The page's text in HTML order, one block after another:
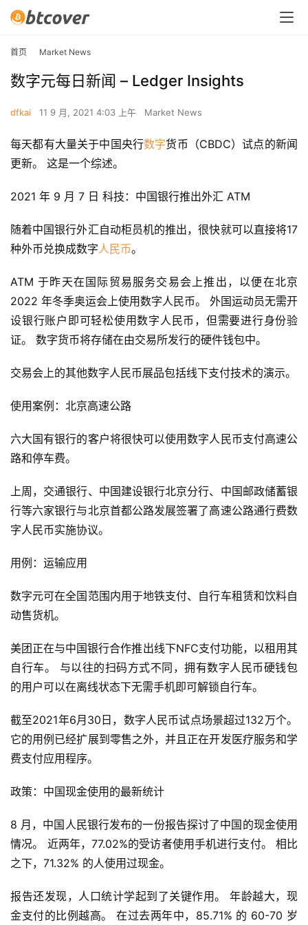
首页 Market News
数字元每日新闻 – Ledger Insights
dfkai 11 9 月, 2021 4:03 上午 Market News
每天都有大量关于中国央行数字货币（CBDC）试点的新闻
更新。 这是一个综述。
2021 年 9 月 7 日 科技：中国银行推出外汇 ATM
随着中国银行外汇自动柜员机的推出，很快就可以直接将17
种外币兑换成数字人民币。
ATM 于昨天在国际贸易服务交易会上推出，以便在北京
2022 年冬季奥运会上使用数字人民币。 外国运动员无需开
设银行账户即可轻松使用数字人民币，但需要进行身份验
证。 数字货币将存储在由交易所发行的硬件钱包中。
交易会上的其他数字人民币展品包括线下支付技术的演示。
使用案例：北京高速公路
六大国有银行的客户将很快可以使用数字人民币支付高速公
路和停车费。
上周，交通银行、中国建设银行北京分行、中国邮政储蓄银
行等六家银行与北京首都公路发展签署了高速公路通行费数
字人民币实施协议。
用例：运输应用
数字元可在全国范围内用于地铁支付、自行车租赁和饮料自
动售货机。
美团正在与中国银行合作推出线下NFC支付功能，以租用其
自行车。 与以往的扫码方式不同，拥有数字人民币硬钱包
的用户可以在离线状态下无需手机即可解锁自行车。
截至2021年6月30日，数字人民币试点场景超过132万个。
它的用例已经扩展到零售之外，并且正在开发医疗服务和学
费支付应用程序。
政策：中国现金使用的最新统计
8 月，中国人民银行发布的一份报告探讨了中国的现金使用
情况。 近两年，77.02%的受访者使用手机进行支付。 相比
之下，71.32% 的人使用过现金。
报告还发现，人口统计学起到了关键作用。 年龄越大，现
金支付的比例越高。 在过去两年中，85.71% 的 60-70 岁